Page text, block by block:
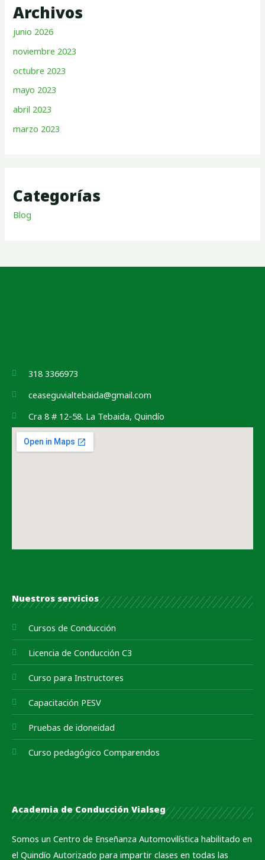
Archivos
junio 2026
noviembre 2023
octubre 2023
mayo 2023
abril 2023
marzo 2023
Categorías
Blog
318 3366973
ceaseguvialtebaida@gmail.com
Cra 8 # 12-58. La Tebaida, Quindío
Nuestros servicios
Cursos de Conducción
Licencia de Conducción C3
Curso para Instructores
Capacitación PESV
Pruebas de idoneidad
Curso pedagógico Comparendos
Academia de Conducción Vialseg
Somos un Centro de Enseñanza Automovilística habilitado en
el Quindío Autorizado para impartir clases en todas las